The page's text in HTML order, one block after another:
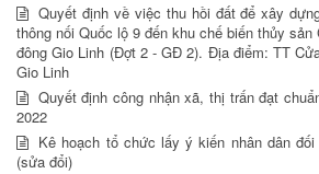
Quyết định về việc thu hồi đất để xây
thông nối Quốc lộ 9 đến khu chế biến thủy
đông Gio Linh (Đợt 2 - GĐ 2). Địa điểm: TT
Gio Linh
Quyết định công nhận xã, thị trấn đạt
2022
Kê hoạch tổ chức lấy ý kiến nhân dân
(sửa đổi)